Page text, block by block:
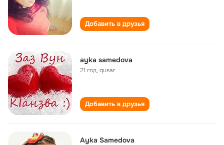
Добавить в друзья
ayka samedova
21 год,qusar
Добавить в друзья
Ayka Samedova